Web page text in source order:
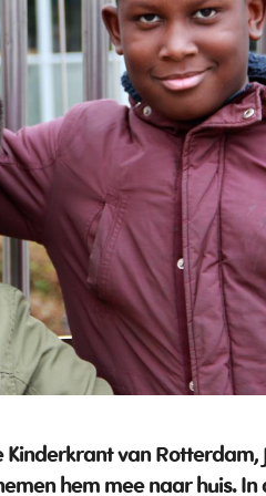
Kinderkrant van Rotterdam,
hem mee naar huis.